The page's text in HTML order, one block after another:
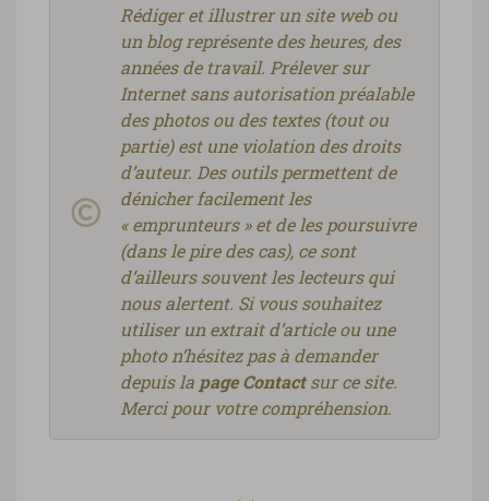
Rédiger et illustrer un site web ou
un blog représente des heures, des
années de travail. Prélever sur
Internet sans autorisation préalable
des photos ou des textes (tout ou
partie) est une violation des droits
d’auteur. Des outils permettent de
dénicher facilement les
« emprunteurs » et de les poursuivre
(dans le pire des cas), ce sont
d’ailleurs souvent les lecteurs qui
nous alertent. Si vous souhaitez
utiliser un extrait d’article ou une
photo n’hésitez pas à demander
depuis la page Contactsur ce site.
Merci pour votre compréhension.